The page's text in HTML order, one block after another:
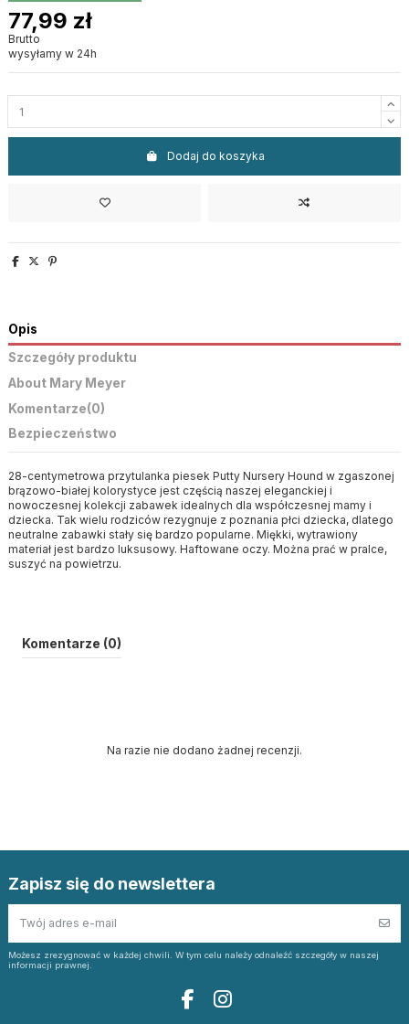
77,99 zł
Brutto
wysyłamy w 24h
Dodaj do koszyka
Opis
Szczegóły produktu
About Mary Meyer
Komentarze(0)
Bezpieczeństwo
28-centymetrowa przytulanka piesek Putty Nursery Hound w zgaszonej
brązowo-białej kolorystyce jest częścią naszej eleganckiej i
nowoczesnej kolekcji zabawek idealnych dla współczesnej mamy i
dziecka. Tak wielu rodziców rezygnuje z poznania płci dziecka, dlatego
neutralne zabawki stały się bardzo popularne. Miękki, wytrawiony
materiał jest bardzo luksusowy. Haftowane oczy. Można prać w pralce,
suszyć na powietrzu.
Komentarze (0)
Na razie nie dodano żadnej recenzji.
Zapisz się do newslettera
Możesz zrezygnować w każdej chwili. W tym celu należy odnaleźć szczegóły w naszej
informacji prawnej.